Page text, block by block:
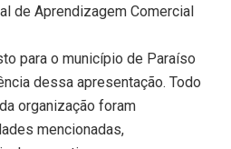
de Aprendizagem Comercial
para o município de Paraíso
dessa apresentação. Todo
organização foram
mencionadas,